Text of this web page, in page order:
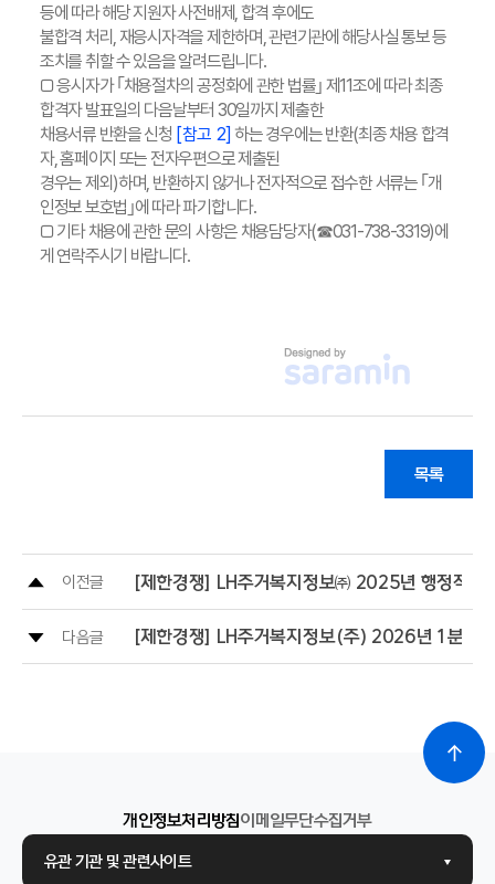
등에 따라 해당 지원자 사전배제, 합격 후에도
불합격 처리, 재응시자격을 제한하며, 관련기관에 해당사실 통보 등
조치를 취할 수 있음을 알려드립니다.
□ 응시자가 ｢채용절차의 공정화에 관한 법률｣ 제11조에 따라 최종
합격자 발표일의 다음날부터 30일까지 제출한
채용서류 반환을 신청 [참고 2] 하는 경우에는 반환(최종 채용 합격
자, 홈페이지 또는 전자우편으로 제출된
경우는 제외)하며, 반환하지 않거나 전자적으로 접수한 서류는 ｢개
인정보 보호법｣에 따라 파기합니다.
□ 기타 채용에 관한 문의 사항은 채용담당자(☎031-738-3319)에
게 연락주시기 바랍니다.
목록
이전글 [제한경쟁] LH주거복지정보㈜ 2025년 행정직,
다음글 [제한경쟁] LH주거복지정보(주) 2026년 1분기
개인정보처리방침이메일무단수집거부
유관 기관 및 관련사이트